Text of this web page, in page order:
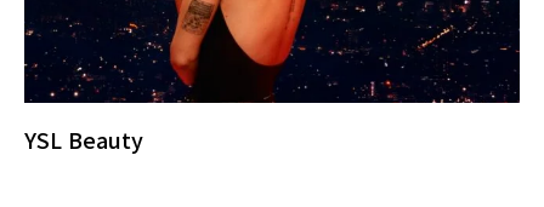
YSL Beauty